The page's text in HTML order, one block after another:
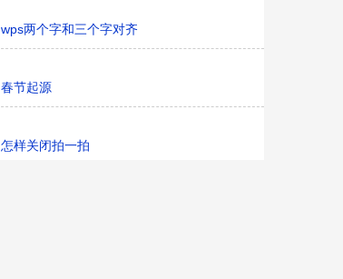
wps两个字和三个字对齐
春节起源
怎样关闭拍一拍